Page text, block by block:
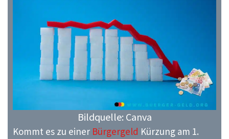
Bildquelle: Canva
Kommt es zu einer Bürgergeld Kürzung am 1.